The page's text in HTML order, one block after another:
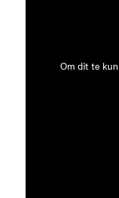
Om dit te